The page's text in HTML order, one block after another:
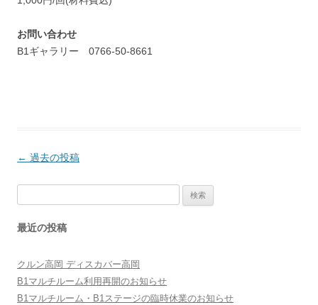
お問い合わせ
B1ギャラリー
0766-50-8661
投
シ
ョ
← 過去の投稿
最近の投稿
クルン高岡 ディスカバー高岡
B1マルチルーム利用再開のお知らせ
B1マルチルーム・B1ステージの臨時休業のお知らせ